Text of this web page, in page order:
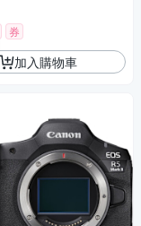
券
加入購物車